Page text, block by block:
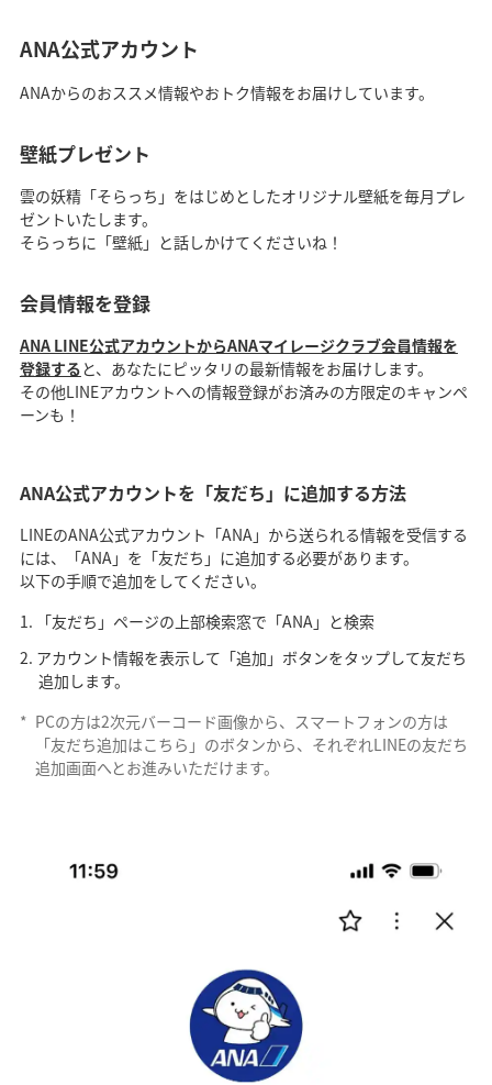
ANA公式アカウント
ANAからのおススメ情報やおトク情報をお届けしています。
壁紙プレゼント
雲の妖精「そらっち」をはじめとしたオリジナル壁紙を毎月プレ
ゼントいたします。
そらっちに「壁紙」と話しかけてくださいね！
会員情報を登録
ANA LINE公式アカウントからANAマイレージクラブ会員情報を
登録する と、あなたにピッタリの最新情報をお届けします。
その他LINEアカウントへの情報登録がお済みの方限定のキャンペ
ーンも！
ANA公式アカウントを「友だち」に追加する方法
LINEのANA公式アカウント「ANA」から送られる情報を受信する
には、「ANA」を「友だち」に追加する必要があります。
以下の手順で追加をしてください。
「友だち」ページの上部検索窓で「ANA」と検索
アカウント情報を表示して「追加」ボタンをタップして友だち
追加します。
* PCの方は2次元バーコード画像から、スマートフォンの方は
「友だち追加はこちら」のボタンから、それぞれLINEの友だち
追加画面へとお進みいただけます。